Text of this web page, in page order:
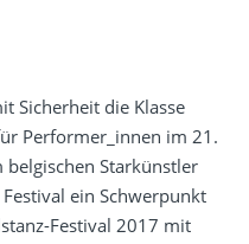
Sicherheit die Klasse
Performer_innen im 21.
belgischen Starkünstler
ein Schwerpunkt
Festival 2017 mit